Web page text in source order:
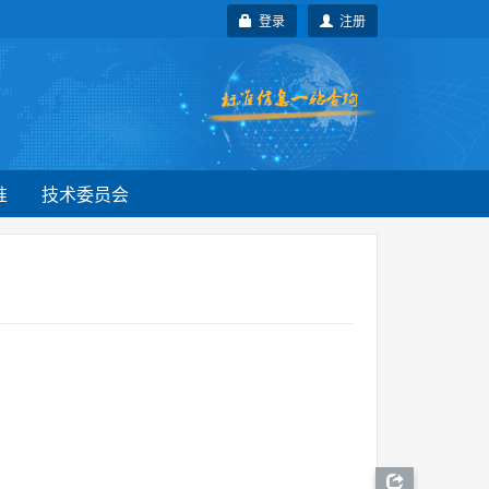
注册
登录
技术委员会